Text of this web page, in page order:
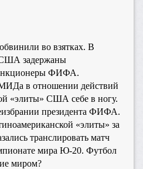
во взятках. В
задержаны
ФИФА.
в отношении действий
«элиты» США себе в ногу.
президента ФИФА.
«элиты» за
транслировать матч
мира Ю-20. Футбол
миром?